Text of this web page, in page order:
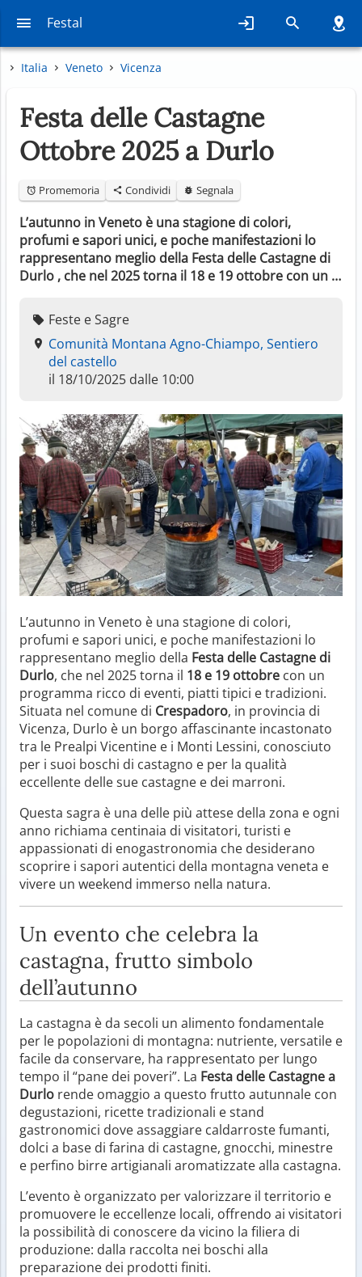
Festal
Italia Veneto Vicenza
Festa delle Castagne
Ottobre 2025 a Durlo
Promemoria Condividi Segnala
L’autunno in Veneto è una stagione di colori,
profumi e sapori unici, e poche manifestazioni lo
rappresentano meglio della Festa delle Castagne di
Durlo , che nel 2025 torna il 18 e 19 ottobre con un …
Feste e Sagre
Comunità Montana Agno-Chiampo, Sentiero
del castello
il 18/10/2025 dalle 10:00
L’autunno in Veneto è una stagione di colori,
profumi e sapori unici, e poche manifestazioni lo
rappresentano meglio della Festa delle Castagne di
Durlo, che nel 2025 torna il 18 e 19 ottobre con un
programma ricco di eventi, piatti tipici e tradizioni.
Situata nel comune di Crespadoro, in provincia di
Vicenza, Durlo è un borgo affascinante incastonato
tra le Prealpi Vicentine e i Monti Lessini, conosciuto
per i suoi boschi di castagno e per la qualità
eccellente delle sue castagne e dei marroni.
Questa sagra è una delle più attese della zona e ogni
anno richiama centinaia di visitatori, turisti e
appassionati di enogastronomia che desiderano
scoprire i sapori autentici della montagna veneta e
vivere un weekend immerso nella natura.
Un evento che celebra la
castagna, frutto simbolo
dell’autunno
La castagna è da secoli un alimento fondamentale
per le popolazioni di montagna: nutriente, versatile e
facile da conservare, ha rappresentato per lungo
tempo il “pane dei poveri”. La Festa delle Castagne a
Durlo rende omaggio a questo frutto autunnale con
degustazioni, ricette tradizionali e stand
gastronomici dove assaggiare caldarroste fumanti,
dolci a base di farina di castagne, gnocchi, minestre
e perfino birre artigianali aromatizzate alla castagna.
L’evento è organizzato per valorizzare il territorio e
promuovere le eccellenze locali, offrendo ai visitatori
la possibilità di conoscere da vicino la filiera di
produzione: dalla raccolta nei boschi alla
preparazione dei prodotti finiti.